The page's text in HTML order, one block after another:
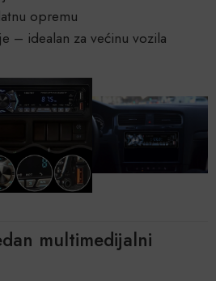
opremu
– idealan za većinu vozila
multimedijalni